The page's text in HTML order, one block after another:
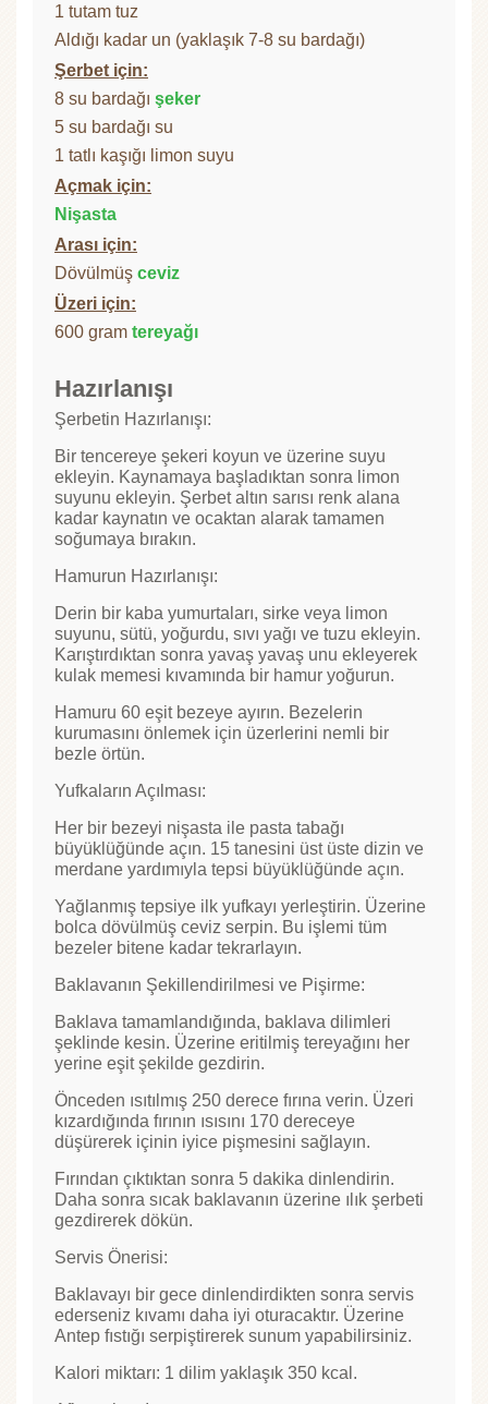
1 tutam tuz
Aldığı kadar un (yaklaşık 7-8 su bardağı)
Şerbet için:
8 su bardağı şeker
5 su bardağı su
1 tatlı kaşığı limon suyu
Açmak için:
Nişasta
Arası için:
Dövülmüş ceviz
Üzeri için:
600 gram tereyağı
Hazırlanışı
Şerbetin Hazırlanışı:
Bir tencereye şekeri koyun ve üzerine suyu
ekleyin. Kaynamaya başladıktan sonra limon
suyunu ekleyin. Şerbet altın sarısı renk alana
kadar kaynatın ve ocaktan alarak tamamen
soğumaya bırakın.
Hamurun Hazırlanışı:
Derin bir kaba yumurtaları, sirke veya limon
suyunu, sütü, yoğurdu, sıvı yağı ve tuzu ekleyin.
Karıştırdıktan sonra yavaş yavaş unu ekleyerek
kulak memesi kıvamında bir hamur yoğurun.
Hamuru 60 eşit bezeye ayırın. Bezelerin
kurumasını önlemek için üzerlerini nemli bir
bezle örtün.
Yufkaların Açılması:
Her bir bezeyi nişasta ile pasta tabağı
büyüklüğünde açın. 15 tanesini üst üste dizin ve
merdane yardımıyla tepsi büyüklüğünde açın.
Yağlanmış tepsiye ilk yufkayı yerleştirin. Üzerine
bolca dövülmüş ceviz serpin. Bu işlemi tüm
bezeler bitene kadar tekrarlayın.
Baklavanın Şekillendirilmesi ve Pişirme:
Baklava tamamlandığında, baklava dilimleri
şeklinde kesin. Üzerine eritilmiş tereyağını her
yerine eşit şekilde gezdirin.
Önceden ısıtılmış 250 derece fırına verin. Üzeri
kızardığında fırının ısısını 170 dereceye
düşürerek içinin iyice pişmesini sağlayın.
Fırından çıktıktan sonra 5 dakika dinlendirin.
Daha sonra sıcak baklavanın üzerine ılık şerbeti
gezdirerek dökün.
Servis Önerisi:
Baklavayı bir gece dinlendirdikten sonra servis
ederseniz kıvamı daha iyi oturacaktır. Üzerine
Antep fıstığı serpiştirerek sunum yapabilirsiniz.
Kalori miktarı: 1 dilim yaklaşık 350 kcal.